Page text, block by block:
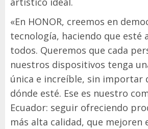
«En HONOR, creemos en
tecnología, haciendo que esté
todos. Queremos que cada
nuestros dispositivos tenga
única e increíble, sin importar
dónde esté. Ese es nuestro
Ecuador: seguir ofreciendo
más alta calidad, que mejoren